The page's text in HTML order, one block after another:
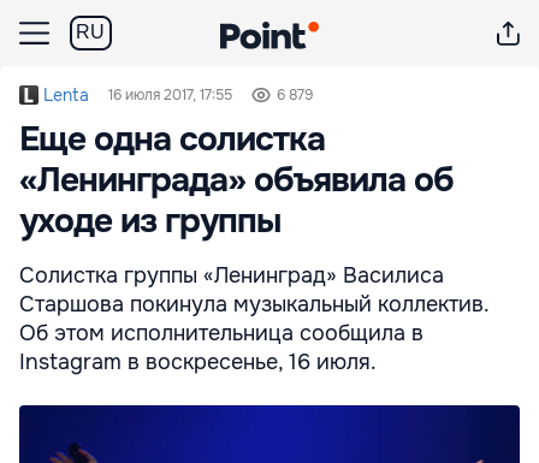
RU
Lenta 16 июля 2017, 17:55 6 879
Еще одна солистка
«Ленинграда» объявила об
уходе из группы
Солистка группы «Ленинград» Василиса
Старшова покинула музыкальный коллектив.
Об этом исполнительница сообщила в
Instagram в воскресенье, 16 июля.